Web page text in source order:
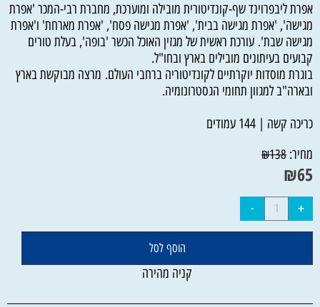
אפרת ליבפרוינד שף-קונדיטורית מובילה ומוערכת, מחברת רבי-המכר 'אפרת
מגישה', 'אפרת מגישה בבית', 'אפרת מגישה פסח', 'אפרת מארחת' ו'אפרת
מגישה שבת'. עורכת ראשית של מגזין האוכל הכשר 'בופה', בעלת טורים
קבועים בעיתונים מובילים בארץ ובחו"ל.
בוגרת מוסדות יוקרתיים לקונדיטוריה ברחבי העולם. מרצה מבוקשת בארץ
ובארה"ב למגוון תחומי הגסטרונומיה.
כריכה קשה | 144 עמודים
מחיר:
₪138
₪65
הוסף לסל
קניה מהירה